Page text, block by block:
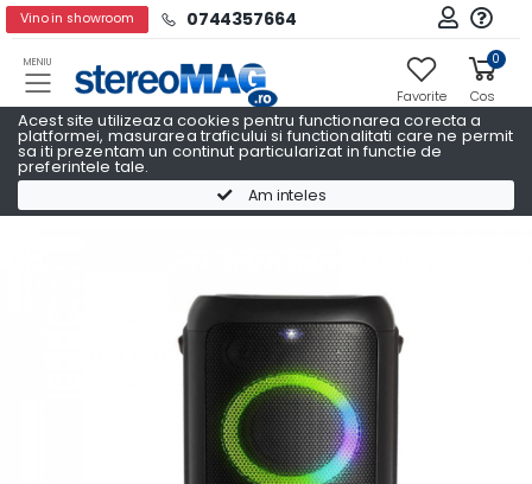
Acest site utilizeaza cookies pentru functionarea corecta a
platformei, masurarea traficului si functionalitati care ne permit
sa iti prezentam un continut particularizat in functie de
preferintele tale.
Am inteles
Vino in showroom 0744357664
MENIU
Favorite
0
Cos
Boxe wireless JBL